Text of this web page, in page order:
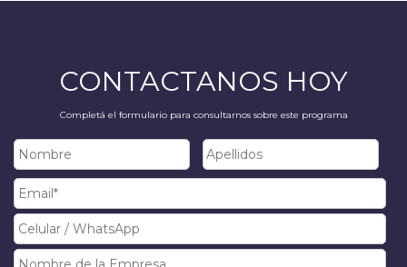
CONTACTANOS HOY
Completá el formulario para consultarnos sobre este programa